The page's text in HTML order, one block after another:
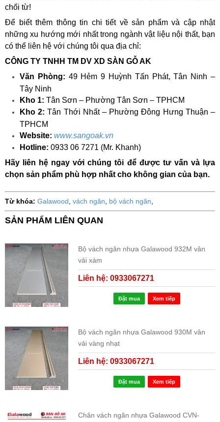
chối từ!
Để biết thêm thông tin chi tiết về sản phẩm và cập nhật
những xu hướng mới nhất trong ngành vật liệu nội thất, bạn
có thể liên hệ với chúng tôi qua địa chỉ:
CÔNG TY TNHH TM DV XD SÀN GỖ AK
Văn Phòng: 49 Hẻm 9 Huỳnh Tấn Phát, Tân Ninh –
Tây Ninh
Kho 1: Tân Sơn – Phường Tân Sơn – TPHCM
Kho 2: Tân Thới Nhất – Phường Đông Hưng Thuận –
TPHCM
Website: www.sangoak.vn
Hotline: 0933 06 7271 (Mr. Khanh)
Hãy liên hệ ngay với chúng tôi để được tư vấn và lựa
chọn sản phẩm phù hợp nhất cho không gian của bạn.
Từ khóa: Galawood vách ngăn bộ vách ngăn
SẢN PHẨM LIÊN QUAN
Bộ vách ngăn nhựa Galawood 932M vân
vải xám
Liên hệ: 0933067271
Đặt mua Xem tiếp
Bộ vách ngăn nhựa Galawood 930M vân
vải vàng nhạt
Liên hệ: 0933067271
Đặt mua Xem tiếp
Chân vách ngăn nhựa Galawood CVN-